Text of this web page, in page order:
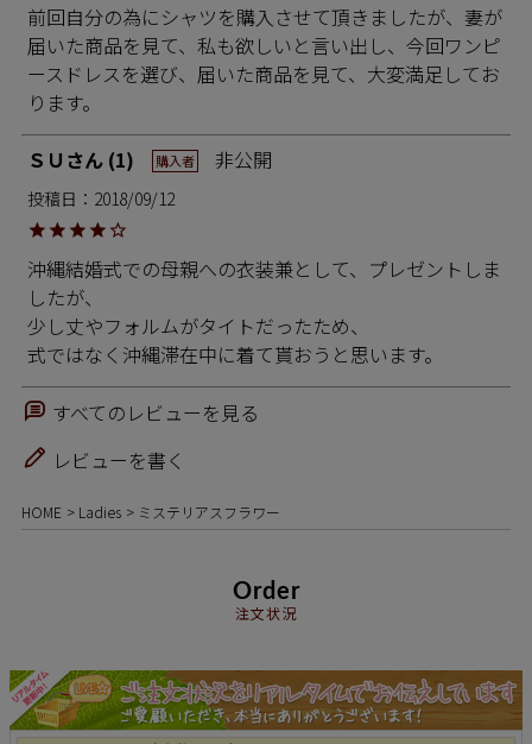
前回自分の為にシャツを購入させて頂きましたが、妻が
届いた商品を見て、私も欲しいと言い出し、今回ワンピ
ースドレスを選び、届いた商品を見て、大変満足してお
ります。
ＳＵ 1 購入者 非公開
投稿日 2018/09/12
沖縄結婚式での母親への衣装兼として、プレゼントしま
したが、
少し丈やフォルムがタイトだったため、
式ではなく沖縄滞在中に着て貰おうと思います。
すべてのレビューを見る
レビューを書く
HOME Ladies ミステリアスフラワー
Order
注文状況